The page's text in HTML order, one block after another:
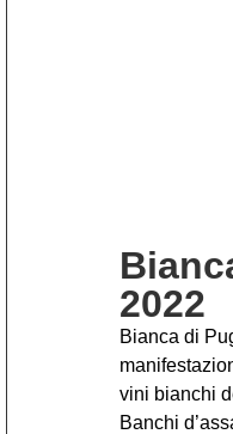
2022
Bianca di
vini bianchi
Banchi